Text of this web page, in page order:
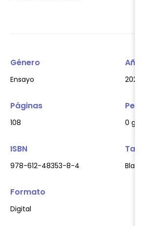
Género
Ensayo
Año
2021
Páginas
108
Peso
0 gr.
ISBN
978-612-48353-8-4
Tapa
Blanda
Formato
Digital